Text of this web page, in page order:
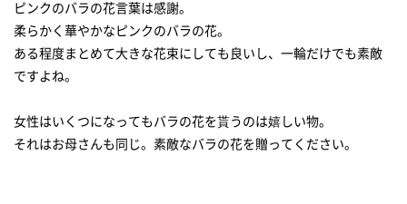
ピンクのバラの花言葉は感謝。
柔らかく華やかなピンクのバラの花。
ある程度まとめて大きな花束にしても良いし、一輪だけでも素敵
ですよね。
女性はいくつになってもバラの花を貰うのは嬉しい物。
それはお母さんも同じ。素敵なバラの花を贈ってください。